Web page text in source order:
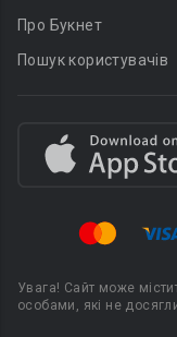
Про Букнет
Пошук користувачів
Увага! Сайт може
особами, які не